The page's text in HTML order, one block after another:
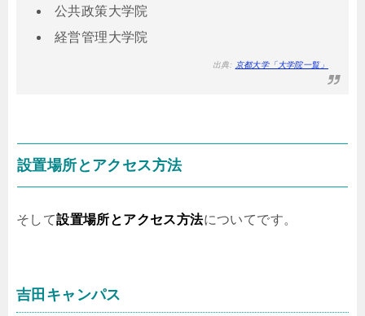
公共政策大学院
経営管理大学院
出典: 京都大学「大学院一覧」
設置場所とアクセス方法
そして設置場所とアクセス方法についてです。
吉田キャンパス